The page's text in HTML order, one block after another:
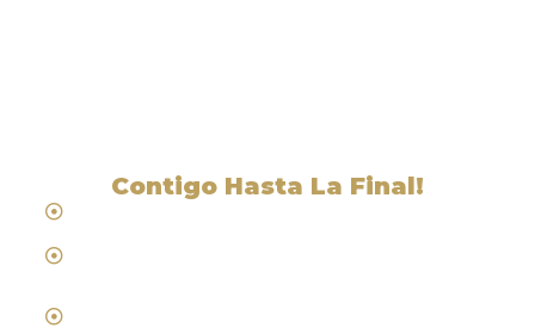
Contigo Hasta La Final!